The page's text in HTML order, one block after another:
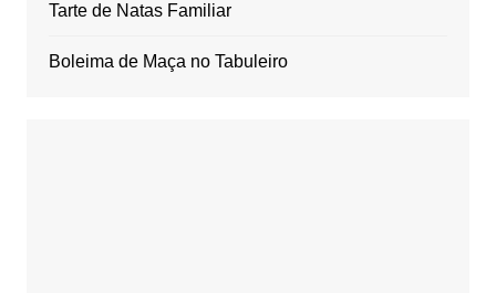
Tarte de Natas Familiar
Boleima de Maça no Tabuleiro